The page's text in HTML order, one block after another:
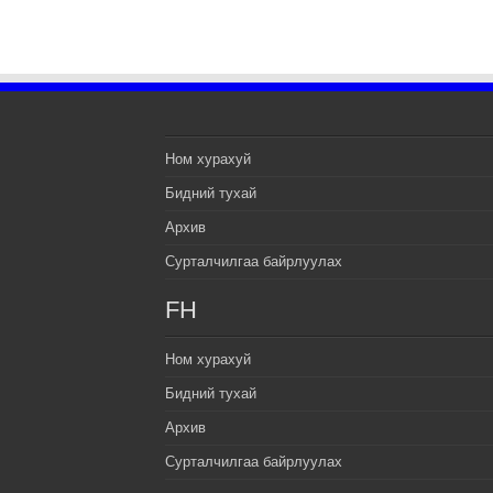
Ном хурахуй
Бидний тухай
Архив
Сурталчилгаа байрлуулах
FH
Ном хурахуй
Бидний тухай
Архив
Сурталчилгаа байрлуулах